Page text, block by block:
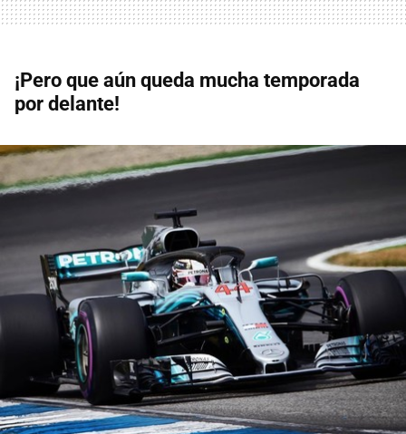
¡Pero que aún queda mucha temporada
por delante!